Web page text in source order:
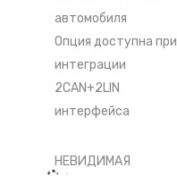
автомобиля
Опция доступна при
интеграции
2CAN+2LIN
интерфейса
НЕВИДИМАЯ